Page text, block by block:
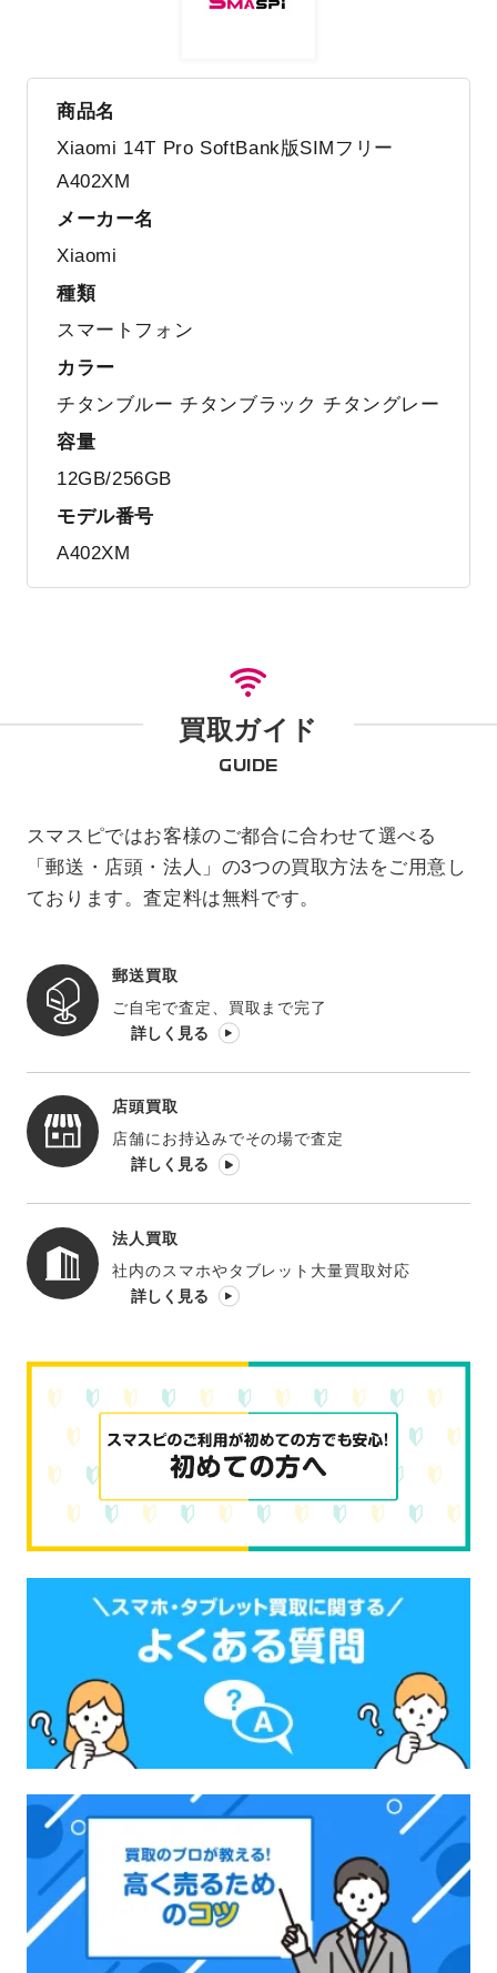
商品名
Xiaomi 14T Pro SoftBank版SIMフリー
A402XM
メーカー名
Xiaomi
種類
スマートフォン
カラー
チタンブルー チタンブラック チタングレー
容量
12GB/256GB
モデル番号
A402XM
買取ガイド
GUIDE
スマスピではお客様のご都合に合わせて選べる
「郵送・店頭・法人」の3つの買取方法をご用意し
ております。査定料は無料です。
郵送買取
ご自宅で査定、買取まで完了
詳しく見る
店頭買取
店舗にお持込みでその場で査定
詳しく見る
法人買取
社内のスマホやタブレット大量買取対応
詳しく見る